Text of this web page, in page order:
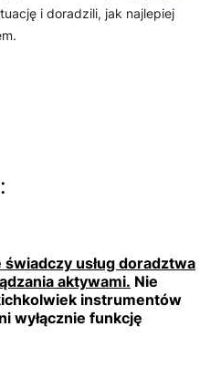
i doradzili, jak najlepiej
świadczy usług doradztwa
aktywami. Nie
instrumentów
wyłącznie funkcję